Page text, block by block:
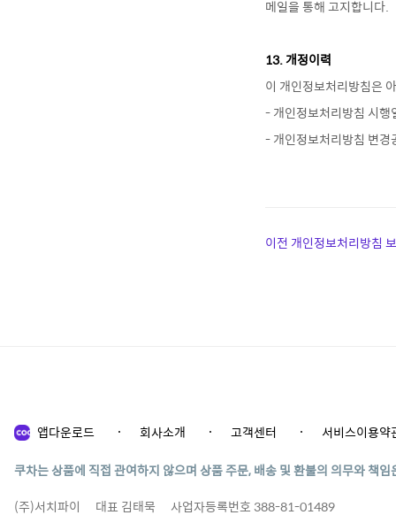
메일을 통해 고지합니다.
13. 개정이력
이 개인정보처리방침은
- 개인정보처리방침 시
- 개인정보처리방침 변
이전 개인정보처리방침
앱다운로드 회사소개 고객센터
서비스이용약
쿠차는 상품에 직접 관여하지 않으며 상품 주문, 배송 및 환불의 의무와 책
(주)서치파이
대표 김태묵
사업자등록번호 388-81-01489